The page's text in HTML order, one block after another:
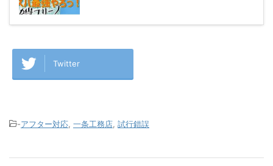
Twitter
-アフター対応 一条工務店 試行錯誤